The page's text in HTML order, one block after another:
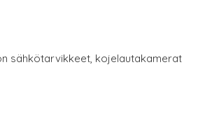
sähkötarvikkeet, kojelautakamerat